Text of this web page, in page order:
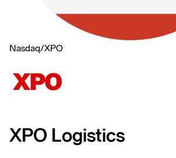
Nasdaq/XPO
XPO Logistics